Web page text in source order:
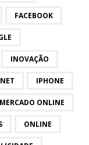
FACEBOOK
INOVAÇÃO
IPHONE
MERCADO ONLINE
ONLINE